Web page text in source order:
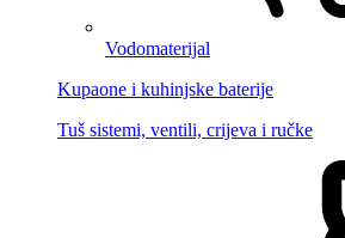
Vodomaterijal
Kupaone i kuhinjske baterije
Tuš sistemi, ventili, crijeva i ručke